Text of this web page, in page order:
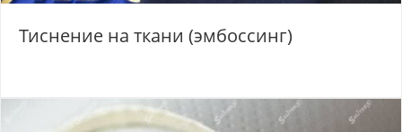
Тиснение на ткани (эмбоссинг)